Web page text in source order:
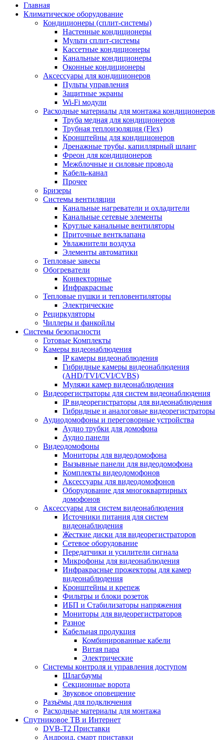
Главная
Климатическое оборудование
Кондиционеры (сплит-системы)
Настенные кондиционеры
Мульти сплит-системы
Кассетные кондиционеры
Канальные кондиционеры
Оконные кондиционеры
Аксессуары для кондиционеров
Пульты управления
Защитные экраны
Wi-Fi модули
Расходные материалы для монтажа кондиционеров
Труба медная для кондиционеров
Трубная теплоизоляция (Flex)
Кронштейны для кондиционеров
Дренажные трубы, капиллярный шланг
Фреон для кондиционеров
Межблочные и силовые провода
Кабель-канал
Прочее
Бризеры
Системы вентиляции
Канальные нагреватели и охладители
Канальные сетевые элементы
Круглые канальные вентиляторы
Приточные вентклапана
Увлажнители воздуха
Элементы автоматики
Тепловые завесы
Обогреватели
Конвекторные
Инфракрасные
Тепловые пушки и тепловентиляторы
Электрические
Рециркуляторы
Чиллеры и фанкойлы
Системы безопасности
Готовые Комплекты
Камеры видеонаблюдения
IP камеры видеонаблюдения
Гибридные камеры видеонаблюдения
(AHD/TVI/CVI/CVBS)
Муляжи камер видеонаблюдения
Видеорегистраторы для систем видеонаблюдения
IP видеорегистраторы для видеонаблюдения
Гибридные и аналоговые видеорегистраторы
Аудиодомофоны и переговорные устройства
Аудио трубки для домофона
Аудио панели
Видеодомофоны
Мониторы для видеодомофона
Вызывные панели для видеодомофона
Комплекты видеодомофонов
Аксессуары для видеодомофонов
Оборудование для многоквартирных
домофонов
Аксессуары для систем видеонаблюдения
Источники питания для систем
видеонаблюдения
Жесткие диски для видеорегистраторов
Сетевое оборудование
Передатчики и усилители сигнала
Микрофоны для видеонаблюдения
Инфракрасные прожекторы для камер
видеонаблюдения
Кронштейны и крепеж
Фильтры и блоки розеток
ИБП и Стабилизаторы напряжения
Мониторы для видеорегистраторов
Разное
Кабельная продукция
Комбинированные кабели
Витая пара
Электрические
Системы контроля и управления доступом
Шлагбаумы
Секционные ворота
Звуковое оповещение
Разъёмы для подключения
Расходные материалы для монтажа
Спутниковое ТВ и Интернет
DVB-Т2 Приставки
Андроид, смарт приставки